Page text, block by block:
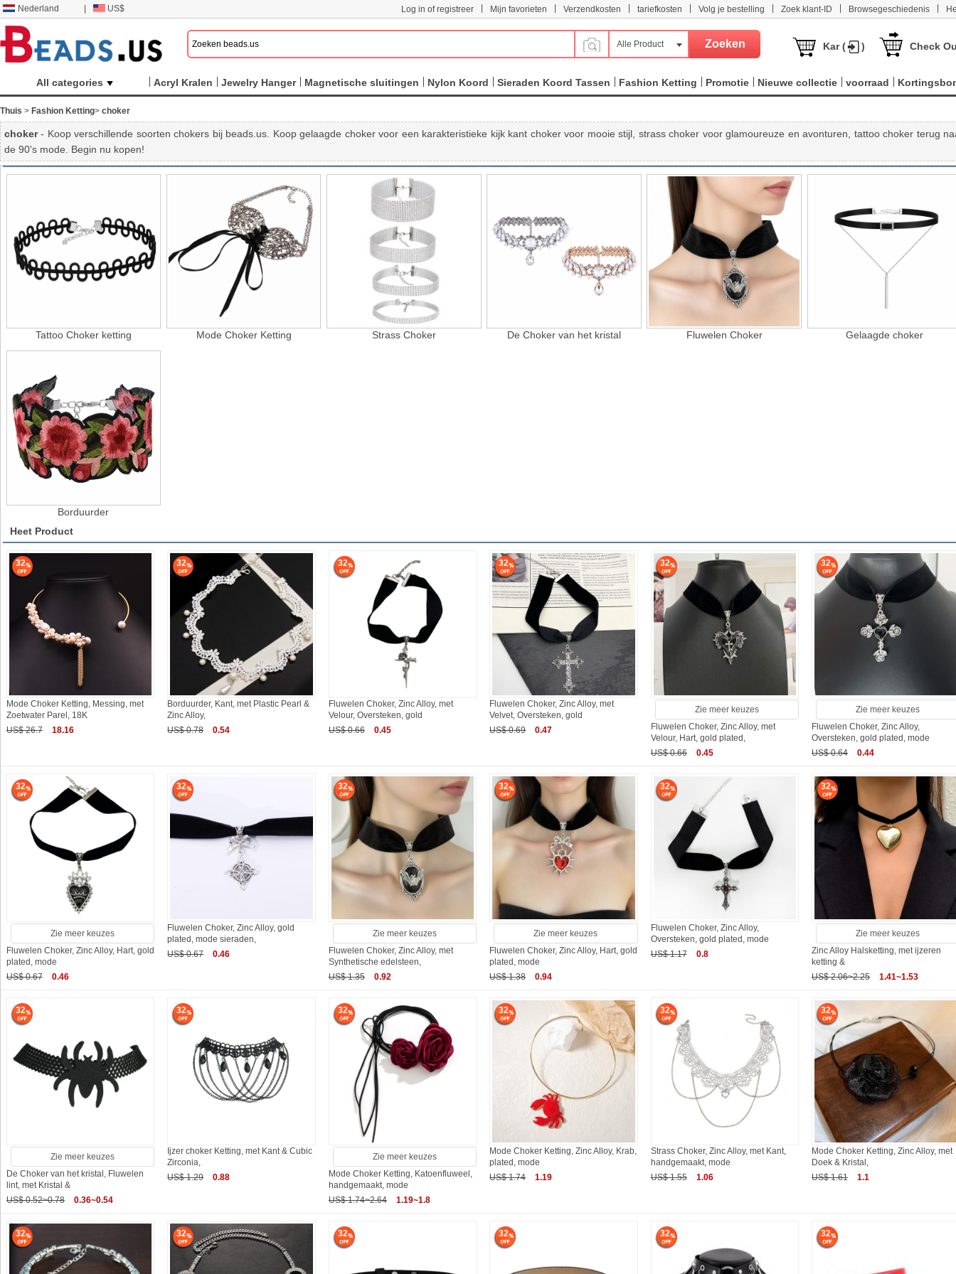
Nederland US$ Log in of registreer Mijn favorieten Verzendkosten tariefkosten Volg je bestelling Zoek klant-ID Browsegeschiedenis
Alle Product Kar ( ) Check
All categories Acryl Kralen Jewelry Hanger Magnetische sluitingen Nylon Koord Sieraden Koord Tassen Fashion Ketting Promotie Nieuwe collectie voorraad
Thuis > Fashion Ketting> choker
choker- Koop verschillende soorten chokers bij beads.us. Koop gelaagde choker voor een karakteristieke kijk kant choker voor mooie stijl, strass choker voor glamoureuze en avonturen, tattoo choker terug
de 90's mode. Begin nu kopen!
Tattoo Choker ketting Mode Choker Ketting Strass Choker De Choker van het kristal Fluwelen Choker Gelaagde choker
Borduurder
Heet Product
32
Mode Choker Ketting, Messing, met
Zoetwater Parel, 18K
US$ 26.7
18.16
32
Borduurder, Kant, met Plastic Pearl &
Zinc Alloy,
US$ 0.78
0.54
32
Fluwelen Choker, Zinc Alloy, met
Velour, Oversteken, gold
US$ 0.66
0.45
32
Fluwelen Choker, Zinc Alloy, met
Velvet, Oversteken, gold
US$ 0.69
0.47
32
Zie meer keuzes
Fluwelen Choker, Zinc Alloy, met
Velour, Hart, gold plated,
US$ 0.66
0.45
32
Zie meer keuzes
Fluwelen Choker, Zinc Alloy,
Oversteken, gold plated, mode
US$ 0.64
0.44
32
Zie meer keuzes
Fluwelen Choker, Zinc Alloy, Hart, gold
plated, mode
US$ 0.67
0.46
32
Fluwelen Choker, Zinc Alloy, gold
plated, mode sieraden,
US$ 0.67
0.46
32
Zie meer keuzes
Fluwelen Choker, Zinc Alloy, met
Synthetische edelsteen,
US$ 1.35
0.92
32
Zie meer keuzes
Fluwelen Choker, Zinc Alloy, Hart, gold
plated, mode
US$ 1.38
0.94
32
Fluwelen Choker, Zinc Alloy,
Oversteken, gold plated, mode
US$ 1.17
0.8
32
Zie meer keuzes
Zinc Alloy Halsketting, met ijzeren
ketting &
US$ 2.06~2.25
1.41~1.53
32
Zie meer keuzes
De Choker van het kristal, Fluwelen
lint, met Kristal &
US$ 0.52~0.78
0.36~0.54
32
Ijzer choker Ketting, met Kant & Cubic
Zirconia,
US$ 1.29
0.88
32
Zie meer keuzes
Mode Choker Ketting, Katoenfluweel,
handgemaakt, mode
US$ 1.74~2.64
1.19~1.8
32
Mode Choker Ketting, Zinc Alloy, Krab,
plated, mode
US$ 1.74
1.19
32
Strass Choker, Zinc Alloy, met Kant,
handgemaakt, mode
US$ 1.55
1.06
32
Mode Choker Ketting, Zinc Alloy, met
Doek & Kristal,
US$ 1.61
1.1
32 32 32 32 32 32